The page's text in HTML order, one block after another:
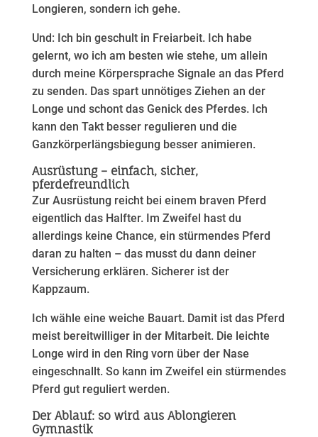
Longieren, sondern ich gehe.
Und: Ich bin geschult in Freiarbeit. Ich habe
gelernt, wo ich am besten wie stehe, um allein
durch meine Körpersprache Signale an das Pferd
zu senden. Das spart unnötiges Ziehen an der
Longe und schont das Genick des Pferdes. Ich
kann den Takt besser regulieren und die
Ganzkörperlängsbiegung besser animieren.
Ausrüstung – einfach, sicher,
pferdefreundlich
Zur Ausrüstung reicht bei einem braven Pferd
eigentlich das Halfter. Im Zweifel hast du
allerdings keine Chance, ein stürmendes Pferd
daran zu halten – das musst du dann deiner
Versicherung erklären. Sicherer ist der
Kappzaum.
Ich wähle eine weiche Bauart. Damit ist das Pferd
meist bereitwilliger in der Mitarbeit. Die leichte
Longe wird in den Ring vorn über der Nase
eingeschnallt. So kann im Zweifel ein stürmendes
Pferd gut reguliert werden.
Der Ablauf: so wird aus Ablongieren
Gymnastik